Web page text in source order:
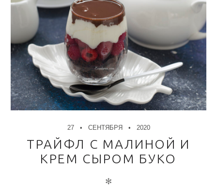
27 СЕНТЯБРЯ 2020
ТРАЙФЛ С МАЛИНОЙ И
КРЕМ СЫРОМ БУКО
✻